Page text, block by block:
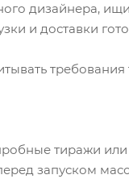
дизайнера,
и доставки
тиражи
запуском